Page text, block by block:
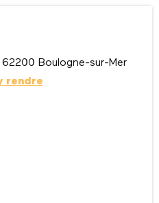
Boulogne-sur-Mer
rendre